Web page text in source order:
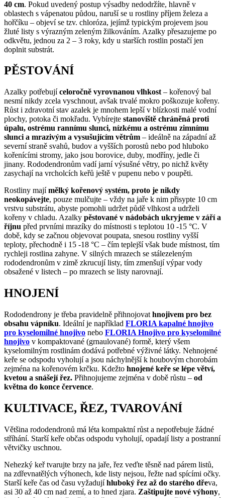
40 cm. Pokud uvedený postup výsadby nedodržíte, hlavně v
oblastech s vápenatou půdou, naruší se u rostliny příjem železa a
hořčíku – objeví se tzv. chloróza, jejímž typickým projevem jsou
žluté listy s výrazným zeleným žilkováním. Azalky přesazujeme po
odkvětu, jednou za 2 – 3 roky, kdy u starších rostlin postačí jen
doplnit substrát.
PĚSTOVÁNÍ
Azalky potřebujíceloročně vyrovnanou vlhkost – kořenový bal
nesmí nikdy zcela vyschnout, avšak trvalé mokro poškozuje kořeny.
Růst i zdravotní stav azalek je mnohem lepší v blízkosti malé vodní
plochy, potoka či mokřadu. Vybírejte stanoviště chráněná proti
úpalu, ostrému rannímu slunci, nízkému a ostrému zimnímu
slunci a mrazivým a vysušujícím větrům – ideálně na západní až
severní straně svahů, budov a vyšších porostů nebo pod hluboko
kořenícími stromy, jako jsou borovice, duby, modříny, jedle či
jinany. Rododendronům vadí jarní výsušné větry, po nichž květy
zasychají na vrcholcích keřů ještě v pupenu nebo v poupěti.
Rostliny majímělký kořenový systém, proto je nikdy
neokopávejte, pouze mulčujte – vždy na jaře k nim přisypte 10 cm
vrstvu substrátu, abyste pomohli udržet půdě vlhkost a udrželi
kořeny v chladu. Azalky pěstované v nádobách ukryjeme v září a
říjnu před prvními mrazíky do místnosti s teplotou 10 -15 °C. V
době, kdy se začnou objevovat poupata, snesou rostliny vyšší
teploty, přechodně i 15 -18 °C – čím teplejší však bude místnost, tím
rychleji rostlina zahyne. V silných mrazech se stálezeleným
rododendronům v zimě zkrucují listy, tím zmenšují výpar vody
obsažené v listech – po mrazech se listy narovnají.
HNOJENÍ
Rododendrony je třeba pravidelně přihnojovat hnojivem pro bez
obsahu vápníku. Ideální je například FLORIA kapalné hnojivo
pro kyselomilné hnojivo nebo FLORIA Hnojivo pro kyselomilné
hnojivo v kompaktované (grnaulované) formě, který všem
kyselomilným rostlinám dodává potřebné výživné látky. Nehnojené
keře se odspodu vyholují a jsou náchylnější k houbovým chorobám
zejména na kořenovém krčku. Kdežto hnojené keře se lépe větví,
kvetou a snášejí řez. Přihnojujeme zejména v době růstu – od
května do konce července.
KULTIVACE, ŘEZ, TVAROVÁNÍ
Většina rododendronů má léta kompaktní růst a nepotřebuje žádné
stříhání. Starší keře občas odspodu vyholují, opadají listy a postranní
větvičky uschnou.
Nehezký keř tvarujte brzy na jaře, řez veďte těsně nad párem listů,
na zdřevnatělých výhonech, kde listy nejsou, řežte nad spícími očky.
Starší keře čas od času vyžadujíhluboký řez až do starého dřeva,
asi 30 až 40 cm nad zemí, a to hned zjara. Zaštipujte nové výhony,